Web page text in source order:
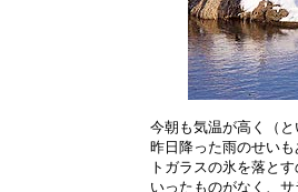
今朝も気温が高く（
昨日降った雨のせい
トガラスの氷を落と
いったものがなく、